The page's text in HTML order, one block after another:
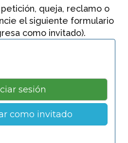
queja, reclamo o
el siguiente formulario
como invitado).
como invitado